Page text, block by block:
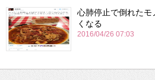
心肺停止で倒れた
くなる
2016/04/26 07:03